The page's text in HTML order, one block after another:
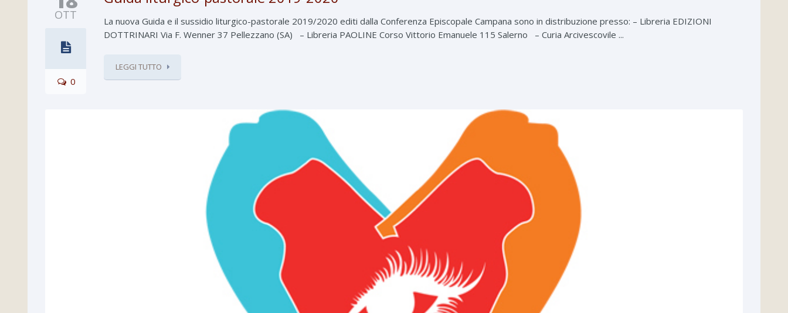
OTT
0
La nuova Guida e il sussidio liturgico-pastorale 2019/2020 editi dalla Conferenza Episcopale Campana sono in distribuzione presso: – Libreria EDIZIONI
DOTTRINARI Via F. Wenner 37 Pellezzano (SA) – Libreria PAOLINE Corso Vittorio Emanuele 115 Salerno – Curia Arcivescovile ...
LEGGI TUTTO